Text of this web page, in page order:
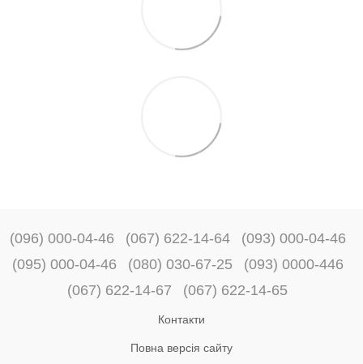
(096) 000-04-46 (067) 622-14-64
(093) 000-04-46
(095) 000-04-46
(080) 030-67-25
(093) 0000-446
(067) 622-14-67
(067) 622-14-65
Контакти
Повна версія сайту